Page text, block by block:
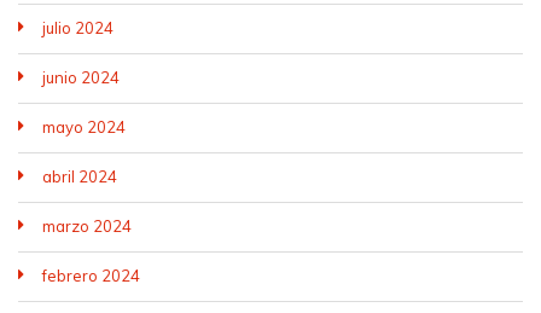
julio 2024
junio 2024
mayo 2024
abril 2024
marzo 2024
febrero 2024